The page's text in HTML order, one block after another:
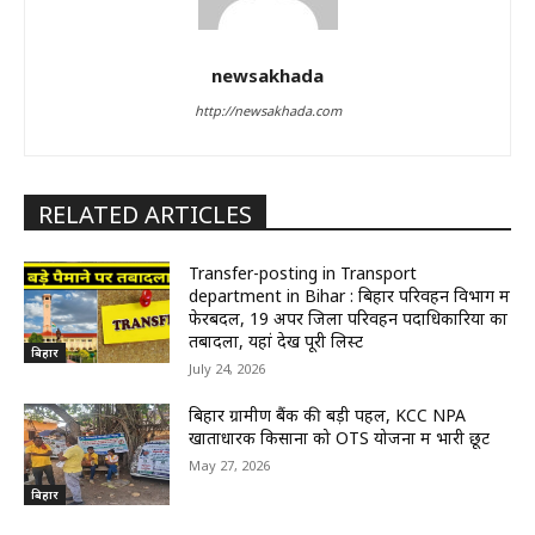
newsakhada
http://newsakhada.com
RELATED ARTICLES
बिहार
Transfer-posting in Transport
department in Bihar : बिहार परिवहन विभाग में
फेरबदल, 19 अपर जिला परिवहन पदाधिकारियों का
तबादला, यहां देखें पूरी लिस्ट
July 24, 2026
बिहार
बिहार ग्रामीण बैंक की बड़ी पहल, KCC NPA
खाताधारक किसानों को OTS योजना में भारी छूट
May 27, 2026